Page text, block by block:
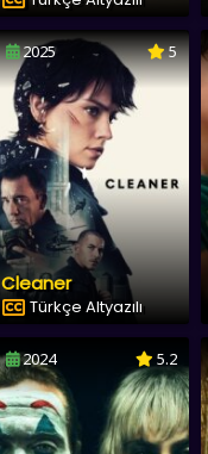
2025 5
Cleaner
Türkçe Altyazılı
2024 5.2